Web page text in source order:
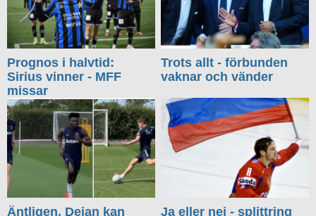
Prognos i halvtid:
Sirius vinner - MFF
missar
Trots allt - förbunden
vaknar och vänder
Äntligen, Dejan kan
Ja eller nej - splittring